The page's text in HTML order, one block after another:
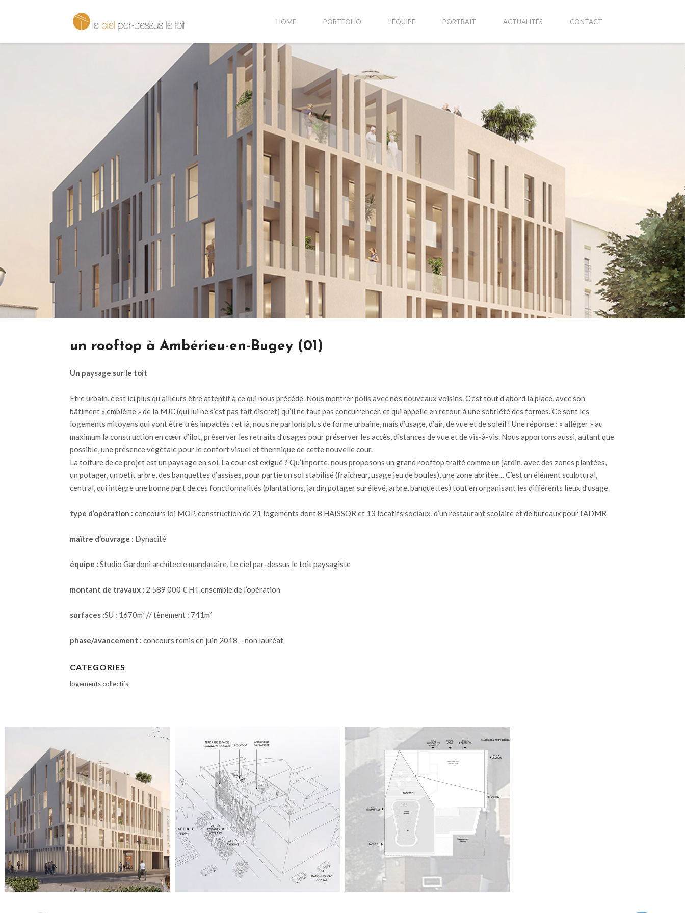
HOME PORTFOLIO L’ÉQUIPE PORTRAIT ACTUALITÉS CONTACT
un rooftop à Ambérieu-en-Bugey (01)
Un paysage sur le toit
Etre urbain, c’est ici plus qu’ailleurs être attentif à ce qui nous précède. Nous montrer polis avec nos nouveaux voisins. C’est tout d’abord la place, avec son
bâtiment « emblème » de la MJC (qui lui ne s’est pas fait discret) qu’il ne faut pas concurrencer, et qui appelle en retour à une sobriété des formes. Ce sont les
logements mitoyens qui vont être très impactés ; et là, nous ne parlons plus de forme urbaine, mais d’usage, d’air, de vue et de soleil ! Une réponse : « alléger » au
maximum la construction en cœur d’îlot, préserver les retraits d’usages pour préserver les accès, distances de vue et de vis-à-vis. Nous apportons aussi, autant que
possible, une présence végétale pour le confort visuel et thermique de cette nouvelle cour.
La toiture de ce projet est un paysage en soi. La cour est exiguë ? Qu’importe, nous proposons un grand rooftop traité comme un jardin, avec des zones plantées,
un potager, un petit arbre, des banquettes d’assises, pour partie un sol stabilisé (fraîcheur, usage jeu de boules), une zone abritée… C’est un élément sculptural,
central, qui intègre une bonne part de ces fonctionnalités (plantations, jardin potager surélevé, arbre, banquettes) tout en organisant les différents lieux d’usage.
type d’opération : concours loi MOP, construction de 21 logements dont 8 HAISSOR et 13 locatifs sociaux, d’un restaurant scolaire et de bureaux pour l’ADMR
maître d’ouvrage : Dynacité
équipe : Studio Gardoni architecte mandataire, Le ciel par-dessus le toit paysagiste
montant de travaux : 2 589 000 € HT ensemble de l’opération
surfaces :SU : 1670m² // tènement : 741m²
phase/avancement : concours remis en juin 2018 – non lauréat
CATEGORIES
logements collectifs